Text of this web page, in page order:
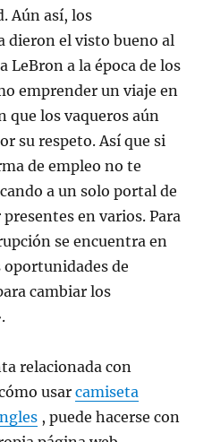
Aún así, los
dieron el visto bueno al
LeBron a la época de los
emprender un viaje en
que los vaqueros aún
su respeto. Así que si
de empleo no te
a un solo portal de
en varios. Para
se encuentra en
oportunidades de
cambiar los
relacionada con
usarcamiseta
, puede hacerse con